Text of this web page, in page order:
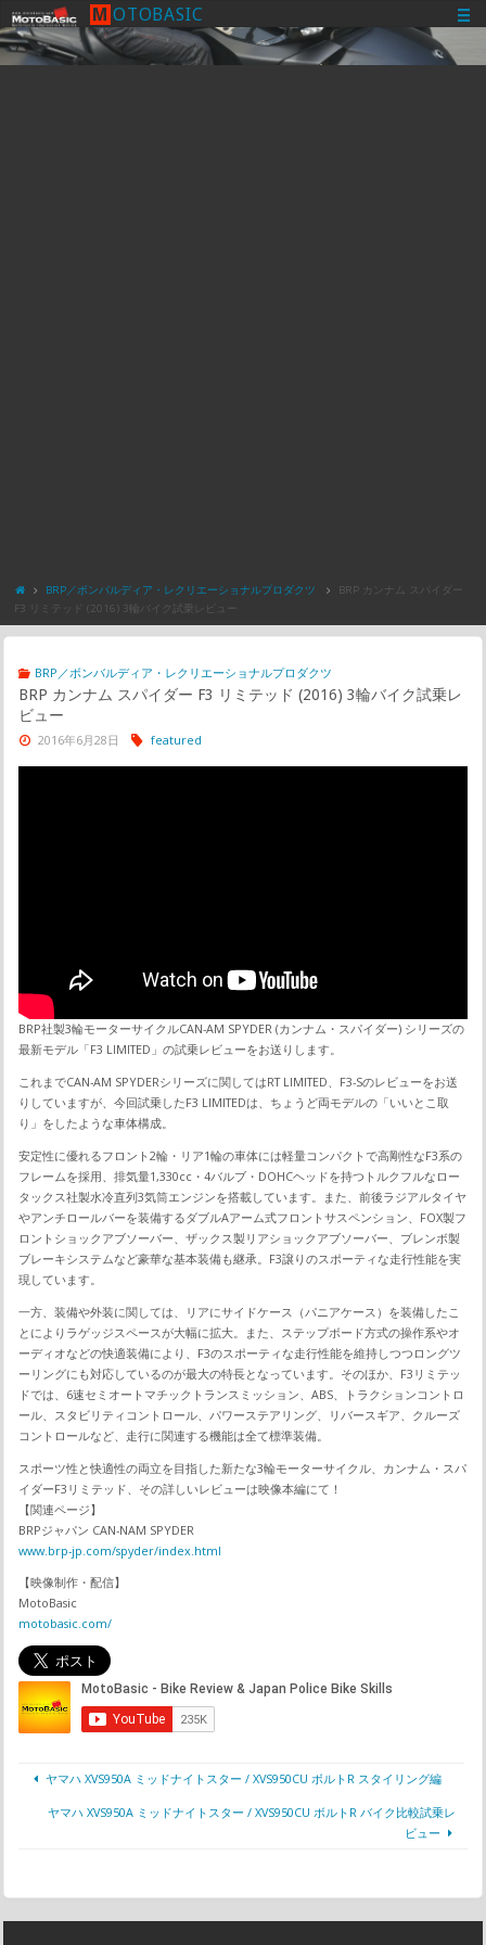
M OTOBASIC
BRP／ボンバルディア・レクリエーショナルプロダクツ
BRP カンナム スパイダー
F3 リミテッド (2016) 3輪バイク試乗レビュー
BRP／ボンバルディア・レクリエーショナルプロダクツ
BRP カンナム スパイダー F3 リミテッド (2016) 3輪バイク試乗レ
ビュー
2016年6月28日 featured
BRP社製3輪モーターサイクルCAN-AM SPYDER (カンナム・スパイダー) シリーズの
最新モデル「F3 LIMITED」の試乗レビューをお送りします。
これまでCAN-AM SPYDERシリーズに関してはRT LIMITED、F3-Sのレビューをお送
りしていますが、今回試乗したF3 LIMITEDは、ちょうど両モデルの「いいとこ取
り」をしたような車体構成。
安定性に優れるフロント2輪・リア1輪の車体には軽量コンパクトで高剛性なF3系の
フレームを採用、排気量1,330cc・4バルブ・DOHCヘッドを持つトルクフルなロー
タックス社製水冷直列3気筒エンジンを搭載しています。また、前後ラジアルタイヤ
やアンチロールバーを装備するダブルAアーム式フロントサスペンション、FOX製フ
ロントショックアブソーバー、ザックス製リアショックアブソーバー、ブレンボ製
ブレーキシステムなど豪華な基本装備も継承。F3譲りのスポーティな走行性能を実
現しています。
一方、装備や外装に関しては、リアにサイドケース（パニアケース）を装備したこ
とによりラゲッジスペースが大幅に拡大。また、ステップボード方式の操作系やオ
ーディオなどの快適装備により、F3のスポーティな走行性能を維持しつつロングツ
ーリングにも対応しているのが最大の特長となっています。そのほか、F3リミテッ
ドでは、6速セミオートマチックトランスミッション、ABS、トラクションコントロ
ール、スタビリティコントロール、パワーステアリング、リバースギア、クルーズ
コントロールなど、走行に関連する機能は全て標準装備。
スポーツ性と快適性の両立を目指した新たな3輪モーターサイクル、カンナム・スパ
イダーF3リミテッド、その詳しいレビューは映像本編にて！
【関連ページ】
BRPジャパン CAN-NAM SPYDER
www.brp-jp.com/spyder/index.html
【映像制作・配信】
MotoBasic
motobasic.com/
ヤマハ XVS950A ミッドナイトスター / XVS950CU ボルトR スタイリング編
ヤマハ XVS950A ミッドナイトスター / XVS950CU ボルトR バイク比較試乗レ
ビュー